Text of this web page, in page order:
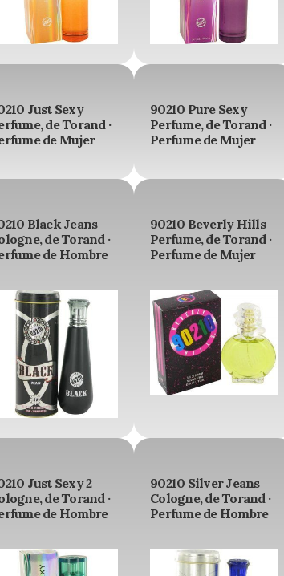
Just Sexy
de Torand ·
de Mujer
90210 Pure Sexy
Perfume, de Torand ·
Perfume de Mujer
Black Jeans
de Torand ·
de Hombre
90210 Beverly Hills
Perfume, de Torand ·
Perfume de Mujer
Just Sexy 2
de Torand ·
de Hombre
90210 Silver Jeans
Cologne, de Torand ·
Perfume de Hombre